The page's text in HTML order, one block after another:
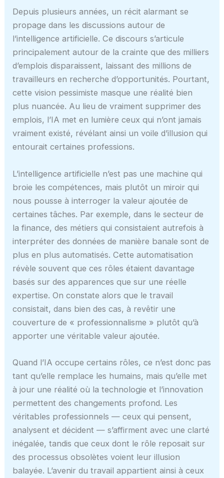
Depuis plusieurs années, un récit alarmant se
propage dans les discussions autour de
l’intelligence artificielle. Ce discours s’articule
principalement autour de la crainte que des milliers
d’emplois disparaissent, laissant des millions de
travailleurs en recherche d’opportunités. Pourtant,
cette vision pessimiste masque une réalité bien
plus nuancée. Au lieu de vraiment supprimer des
emplois, l’IA met en lumière ceux qui n’ont jamais
vraiment existé, révélant ainsi un voile d’illusion qui
entourait certaines professions.
L’intelligence artificielle n’est pas une machine qui
broie les compétences, mais plutôt un miroir qui
nous pousse à interroger la valeur ajoutée de
certaines tâches. Par exemple, dans le secteur de
la finance, des métiers qui consistaient autrefois à
interpréter des données de manière banale sont de
plus en plus automatisés. Cette automatisation
révèle souvent que ces rôles étaient davantage
basés sur des apparences que sur une réelle
expertise. On constate alors que le travail
consistait, dans bien des cas, à revêtir une
couverture de « professionnalisme » plutôt qu’à
apporter une véritable valeur ajoutée.
Quand l’IA occupe certains rôles, ce n’est donc pas
tant qu’elle remplace les humains, mais qu’elle met
à jour une réalité où la technologie et l’innovation
permettent des changements profond. Les
véritables professionnels — ceux qui pensent,
analysent et décident — s’affirment avec une clarté
inégalée, tandis que ceux dont le rôle reposait sur
des processus obsolètes voient leur illusion
balayée. L’avenir du travail appartient ainsi à ceux